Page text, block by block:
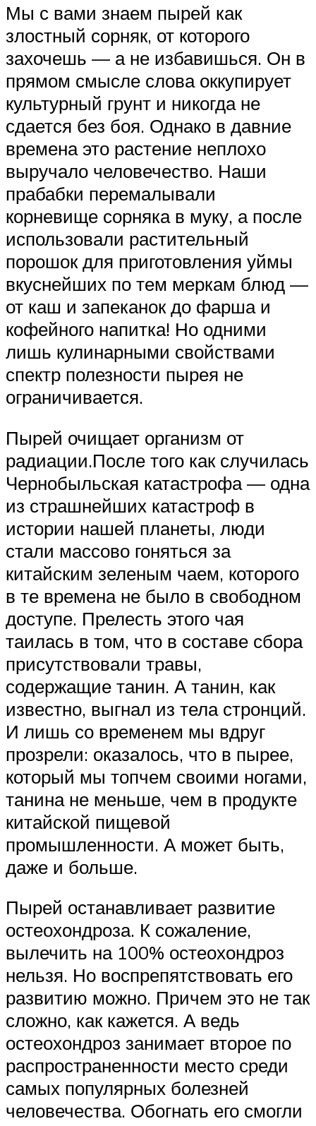
Мы с вами знаем пырей как
злостный сорняк, от которого
захочешь — а не избавишься. Он в
прямом смысле слова оккупирует
культурный грунт и никогда не
сдается без боя. Однако в давние
времена это растение неплохо
выручало человечество. Наши
прабабки перемалывали
корневище сорняка в муку, а после
использовали растительный
порошок для приготовления уймы
вкуснейших по тем меркам блюд —
от каш и запеканок до фарша и
кофейного напитка! Но одними
лишь кулинарными свойствами
спектр полезности пырея не
ограничивается.
Пырей очищает организм от
радиации.После того как случилась
Чернобыльская катастрофа — одна
из страшнейших катастроф в
истории нашей планеты, люди
стали массово гоняться за
китайским зеленым чаем, которого
в те времена не было в свободном
доступе. Прелесть этого чая
таилась в том, что в составе сбора
присутствовали травы,
содержащие танин. А танин, как
известно, выгнал из тела стронций.
И лишь со временем мы вдруг
прозрели: оказалось, что в пырее,
который мы топчем своими ногами,
танина не меньше, чем в продукте
китайской пищевой
промышленности. А может быть,
даже и больше.
Пырей останавливает развитие
остеохондроза. К сожаление,
вылечить на 100% остеохондроз
нельзя. Но воспрепятствовать его
развитию можно. Причем это не так
сложно, как кажется. А ведь
остеохондроз занимает второе по
распространенности место среди
самых популярных болезней
человечества. Обогнать его смогли